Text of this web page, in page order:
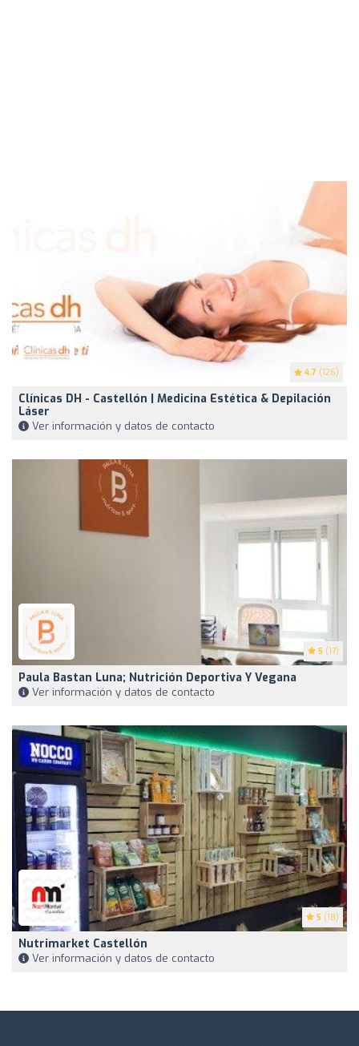
4.7 (126)
Clínicas DH - Castellón | Medicina Estética & Depilación
Láser
Ver información y datos de contacto
5 (17)
Paula Bastan Luna; Nutrición Deportiva Y Vegana
Ver información y datos de contacto
5 (18)
Nutrimarket Castellón
Ver información y datos de contacto